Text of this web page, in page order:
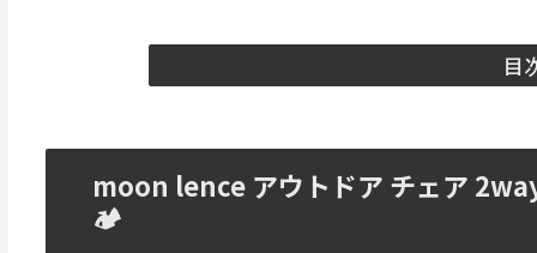
目
moon lence アウトドア チェア
🏕